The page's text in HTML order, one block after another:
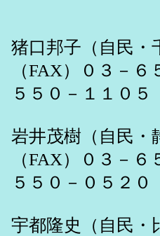
猪口邦子（自民・
（FAX）０３－
５５０－１１０５
岩井茂樹（自民・
（FAX）０３－
５５０－０５２０
宇都隆史（自民・